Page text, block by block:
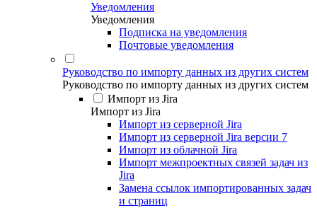
Уведомления
Уведомления
Подписка на уведомления
Почтовые уведомления
Руководство по импорту данных из других систем
Руководство по импорту данных из других систем
Импорт из Jira
Импорт из Jira
Импорт из серверной Jira
Импорт из серверной Jira версии 7
Импорт из облачной Jira
Импорт межпроектных связей задач из
Jira
Замена ссылок импортированных задач
и страниц